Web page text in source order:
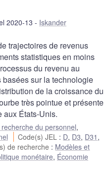
2020-13
Iskander
trajectoires de revenus
statistiques en moins
du revenu au
basées sur la technologie
de la croissance du
très pointue et présente
aux États-Unis.
du personnel,
Code(s) JEL : D, D3, D31 ,
de recherche : Modèles et
monétaire, Économie